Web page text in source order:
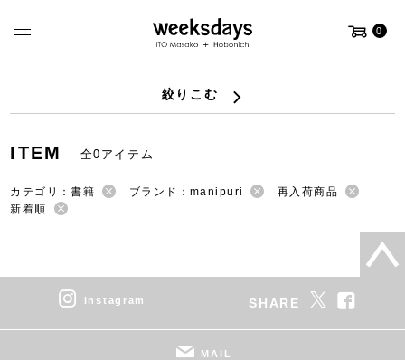
0
絞りこむ
ITEM 全0アイテム
カテゴリ：書籍 ブランド：manipuri
再入荷商品
新着順
instagram SHARE
MAIL